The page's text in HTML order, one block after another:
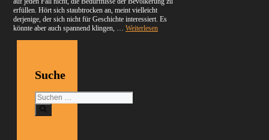
erfüllen. Hört sich staubtrocken an, meint vielleicht
derjenige, der sich nicht für Geschichte interessiert. Es
könnte aber auch spannend klingen, …Weiterlesen
Suche
Suchen
nach: